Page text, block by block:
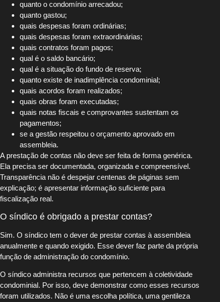
quanto o condomínio arrecadou;
quanto gastou;
quais despesas foram ordinárias;
quais despesas foram extraordinárias;
quais contratos foram pagos;
qual é o saldo bancário;
qual é a situação do fundo de reserva;
quanto existe de inadimplência condominial;
quais acordos foram realizados;
quais obras foram executadas;
quais notas fiscais e comprovantes sustentam os
pagamentos;
se a gestão respeitou o orçamento aprovado em
assembleia.
A prestação de contas não deve ser feita de forma genérica.
Ela precisa ser documentada, organizada e compreensível.
Transparência não é despejar centenas de páginas sem
explicação; é apresentar informação suficiente para
fiscalização real.
O síndico é obrigado a prestar contas?
Sim. O síndico tem o dever de prestar contas à assembleia
anualmente e quando exigido. Esse dever faz parte da própria
função de administração do condomínio.
O síndico administra recursos que pertencem à coletividade
condominial. Por isso, deve demonstrar como esses recursos
foram utilizados. Não é uma escolha política, uma gentileza